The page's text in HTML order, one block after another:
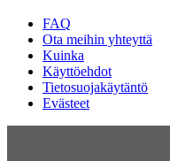
FAQ
Ota meihin yhteyttä
Kuinka
Käyttöehdot
Tietosuojakäytäntö
Evästeet